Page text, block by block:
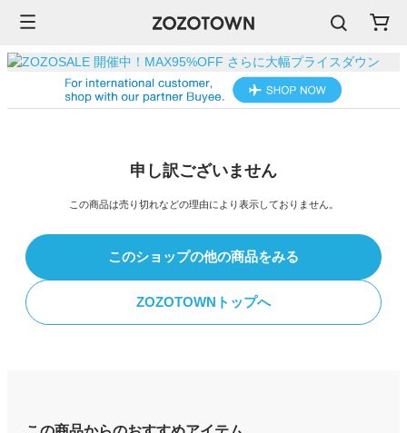
申し訳ございません
この商品は売り切れなどの理由により表示しておりません。
このショップの他の商品をみる
ZOZOTOWNトップへ